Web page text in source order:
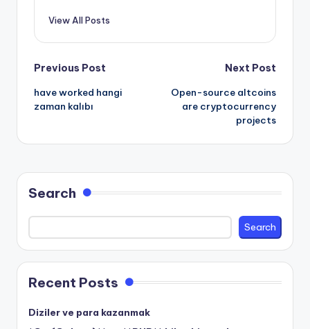
View All Posts
Post
navigation
Previous Post
have worked hangi
zaman kalıbı
Next Post
Open-source altcoins
are cryptocurrency
projects
Search
Search
Recent Posts
Diziler ve para kazanmak